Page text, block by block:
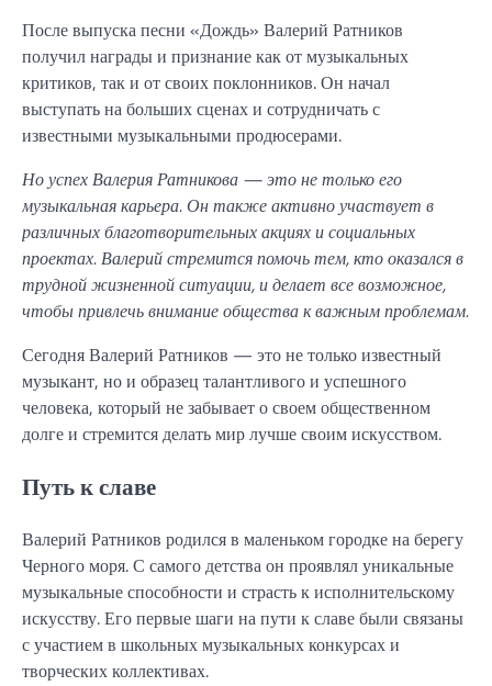
После выпуска песни «Дождь» Валерий Ратников
получил награды и признание как от музыкальных
критиков, так и от своих поклонников. Он начал
выступать на больших сценах и сотрудничать с
известными музыкальными продюсерами.
Но успех Валерия Ратникова — это не только его
музыкальная карьера. Он также активно участвует в
различных благотворительных акциях и социальных
проектах. Валерий стремится помочь тем, кто оказался в
трудной жизненной ситуации, и делает все возможное,
чтобы привлечь внимание общества к важным проблемам.
Сегодня Валерий Ратников — это не только известный
музыкант, но и образец талантливого и успешного
человека, который не забывает о своем общественном
долге и стремится делать мир лучше своим искусством.
Путь к славе
Валерий Ратников родился в маленьком городке на берегу
Черного моря. С самого детства он проявлял уникальные
музыкальные способности и страсть к исполнительскому
искусству. Его первые шаги на пути к славе были связаны
с участием в школьных музыкальных конкурсах и
творческих коллективах.